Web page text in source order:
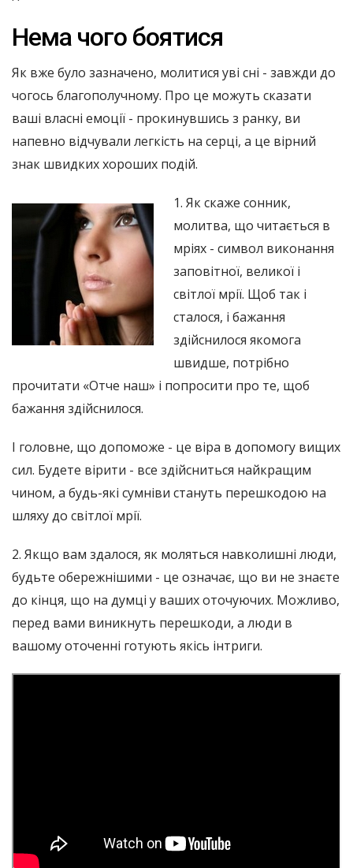
Нема чого боятися
Як вже було зазначено, молитися уві сні - завжди до
чогось благополучному. Про це можуть сказати
ваші власні емоції - прокинувшись з ранку, ви
напевно відчували легкість на серці, а це вірний
знак швидких хороших подій.
1. Як скаже сонник,
молитва, що читається в
мріях - символ виконання
заповітної, великої і
світлої мрії. Щоб так і
сталося, і бажання
здійснилося якомога
швидше, потрібно
прочитати «Отче наш» і попросити про те, щоб
бажання здійснилося.
І головне, що допоможе - це віра в допомогу вищих
сил. Будете вірити - все здійсниться найкращим
чином, а будь-які сумніви стануть перешкодою на
шляху до світлої мрії.
2. Якщо вам здалося, як моляться навколишні люди,
будьте обережнішими - це означає, що ви не знаєте
до кінця, що на думці у ваших оточуючих. Можливо,
перед вами виникнуть перешкоди, а люди в
вашому оточенні готують якісь інтриги.